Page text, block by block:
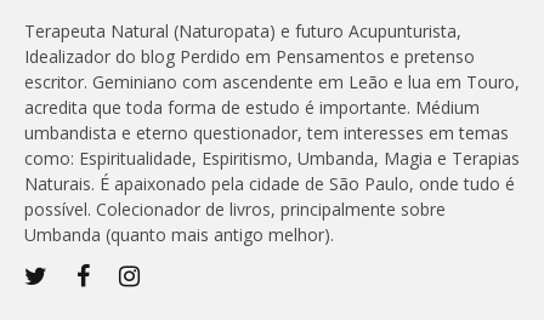
Terapeuta Natural (Naturopata) e futuro Acupunturista,
Idealizador do blog Perdido em Pensamentos e pretenso
escritor. Geminiano com ascendente em Leão e lua em Touro,
acredita que toda forma de estudo é importante. Médium
umbandista e eterno questionador, tem interesses em temas
como: Espiritualidade, Espiritismo, Umbanda, Magia e Terapias
Naturais. É apaixonado pela cidade de São Paulo, onde tudo é
possível. Colecionador de livros, principalmente sobre
Umbanda (quanto mais antigo melhor).